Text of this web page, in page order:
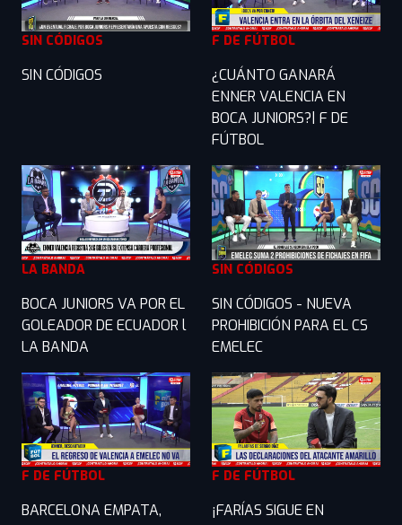
SIN CÓDIGOS
SIN CÓDIGOS
F DE FÚTBOL
¿CUÁNTO GANARÁ
ENNER VALENCIA EN
BOCA JUNIORS?| F DE
FÚTBOL
LA BANDA
BOCA JUNIORS VA POR EL
GOLEADOR DE ECUADOR l
LA BANDA
SIN CÓDIGOS
SIN CÓDIGOS - NUEVA
PROHIBICIÓN PARA EL CS
EMELEC
F DE FÚTBOL
BARCELONA EMPATA,
F DE FÚTBOL
¡FARÍAS SIGUE EN